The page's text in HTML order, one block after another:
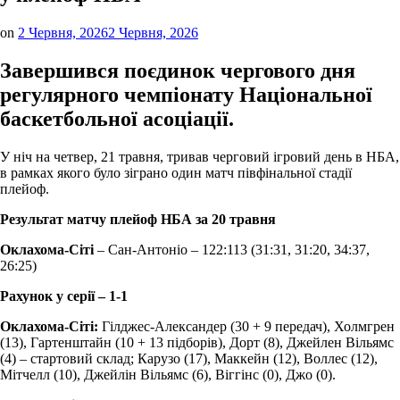
on 2 Червня, 20262 Червня, 2026
Завершився поєдинок чергового дня
регулярного чемпіонату Національної
баскетбольної асоціації.
У ніч на четвер, 21 травня, тривав черговий ігровий день в НБА,
в рамках якого було зіграно один матч півфінальної стадії
плейоф.
Результат матчу плейоф НБА за 20 травня
Оклахома-Сіті – Сан-Антоніо – 122:113 (31:31, 31:20, 34:37,
26:25)
Рахунок у серії – 1-1
Оклахома-Сіті: Гілджес-Александер (30 + 9 передач), Холмгрен
(13), Гартенштайн (10 + 13 підборів), Дорт (8), Джейлен Вільямс
(4) – стартовий склад; Карузо (17), Маккейн (12), Воллес (12),
Мітчелл (10), Джейлін Вільямс (6), Віггінс (0), Джо (0).